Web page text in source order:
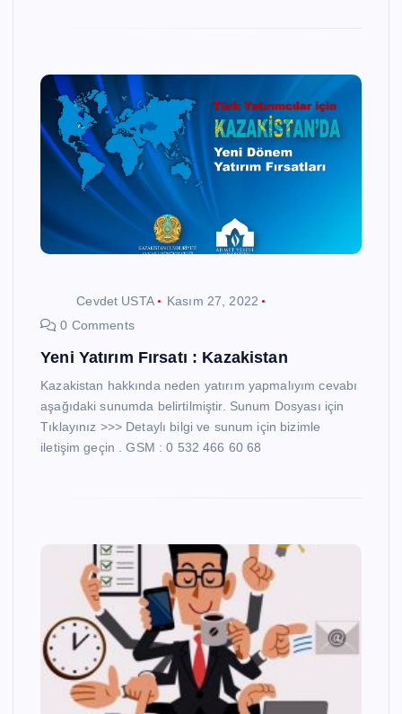
Cevdet USTA
Kasım 27, 2022
0 Comments
Yeni Yatırım Fırsatı : Kazakistan
Kazakistan hakkında neden yatırım yapmalıyım cevabı
aşağıdaki sunumda belirtilmiştir. Sunum Dosyası için
Tıklayınız >>> Detaylı bilgi ve sunum için bizimle
iletişim geçin . GSM : 0 532 466 60 68